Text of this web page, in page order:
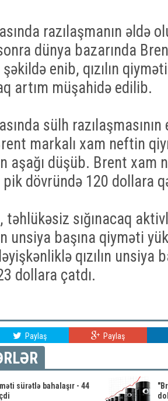
razılaşmanın əldə
dünya bazarında
enib, qızılın
artım müşahidə edilib.
sülh
markalı xam neftin
aşağı düşüb. Brent xam
dövründə 120 dollara
təhlükəsiz sığınacaq
unsiya başına qiyməti
qızılın unsiya
dollara çatdı.
Paylaş Paylaş
sürətlə bahalaşır - 44